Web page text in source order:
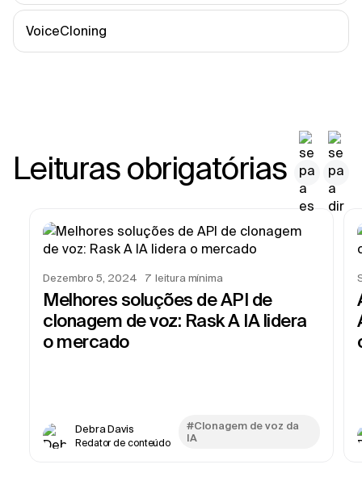
VoiceCloning
Leituras obrigatórias
Dezembro 5, 2024 7 leitura mínima
Melhores soluções de API de
clonagem de voz: Rask A IA lidera
o mercado
Debra Davis
Redator de conteúdo
#Clonagem de voz da
IA